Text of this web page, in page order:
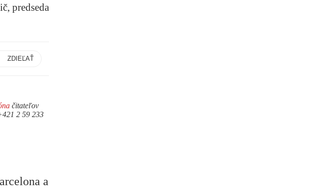
predseda
ZDIEĽAŤ
čitateľov
2 59 233
a